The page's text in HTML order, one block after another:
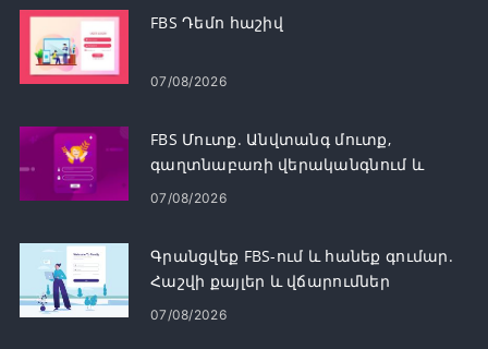
FBS Դեմո հաշիվ
07/08/2026
FBS Մուտք. Անվտանգ մուտք,
գաղտնաբառի վերականգնում և
անսարքությունների վերացում
07/08/2026
Գրանցվեք FBS-ում և հանեք գումար.
Հաշվի քայլեր և վճարումներ
07/08/2026